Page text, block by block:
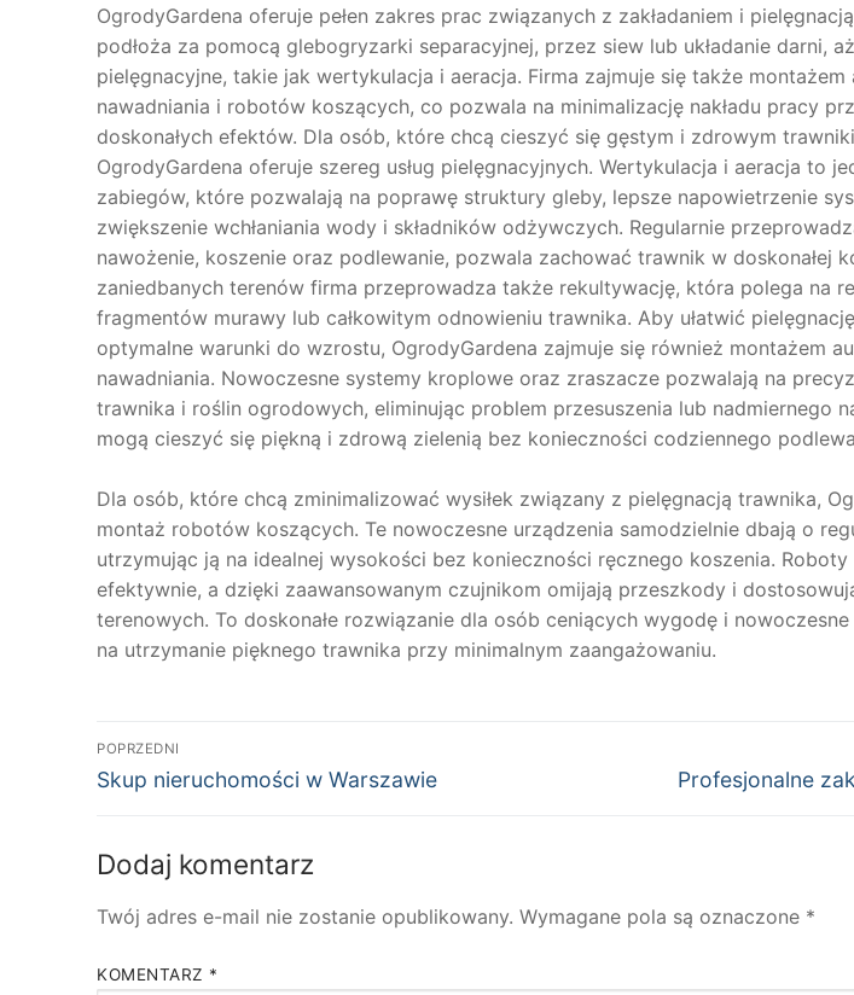
OgrodyGardena oferuje pełen zakres prac związanych z zakładaniem i
podłoża za pomocą glebogryzarki separacyjnej, przez siew lub układanie darni,
pielęgnacyjne, takie jak wertykulacja i aeracja. Firma zajmuje się także
nawadniania i robotów koszących, co pozwala na minimalizację nakładu pracy
doskonałych efektów. Dla osób, które chcą cieszyć się gęstym i zdrowym
OgrodyGardena oferuje szereg usług pielęgnacyjnych. Wertykulacja i aeracja to
zabiegów, które pozwalają na poprawę struktury gleby, lepsze napowietrzenie
zwiększenie wchłaniania wody i składników odżywczych. Regularnie
nawożenie, koszenie oraz podlewanie, pozwala zachować trawnik w doskonałej
zaniedbanych terenów firma przeprowadza także rekultywację, która polega na
fragmentów murawy lub całkowitym odnowieniu trawnika. Aby ułatwić
optymalne warunki do wzrostu, OgrodyGardena zajmuje się również montażem
nawadniania. Nowoczesne systemy kroplowe oraz zraszacze pozwalają na
trawnika i roślin ogrodowych, eliminując problem przesuszenia lub nadmiernego
mogą cieszyć się piękną i zdrową zielenią bez konieczności codziennego
Dla osób, które chcą zminimalizować wysiłek związany z pielęgnacją trawnika,
montaż robotów koszących. Te nowoczesne urządzenia samodzielnie dbają o
utrzymując ją na idealnej wysokości bez konieczności ręcznego koszenia. Roboty
efektywnie, a dzięki zaawansowanym czujnikom omijają przeszkody i
terenowych. To doskonałe rozwiązanie dla osób ceniących wygodę i
na utrzymanie pięknego trawnika przy minimalnym zaangażowaniu.
Nawigacja
wpisu
POPRZEDNI
Poprzedni
Skup nieruchomości w Warszawie
Następny
Profesjonalne
Dodaj komentarz
Twój adres e-mail nie zostanie opublikowany. Wymagane pola są oznaczone *
KOMENTARZ *